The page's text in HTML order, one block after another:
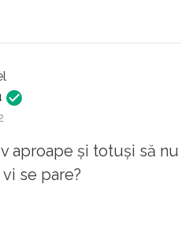
si cea mai gustoasa
aproape și totuși să nu
se pare?